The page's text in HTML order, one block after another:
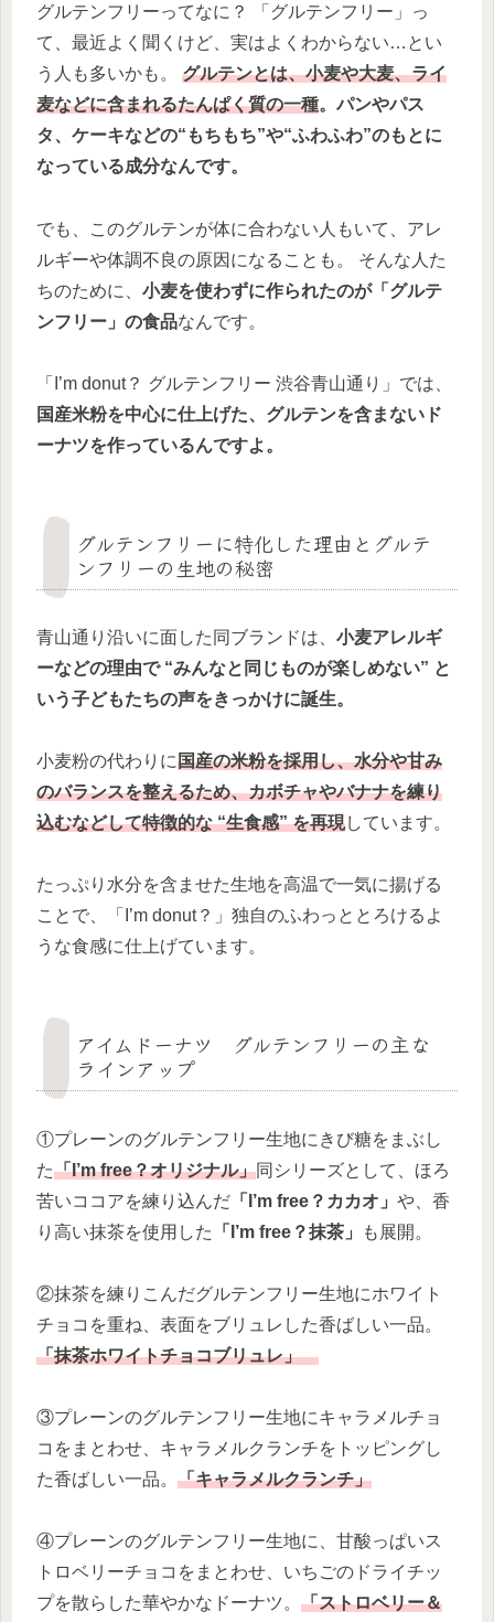
グルテンフリーってなに？ 「グルテンフリー」っ
て、最近よく聞くけど、実はよくわからない…とい
う人も多いかも。 グルテンとは、小麦や大麦、ライ
麦などに含まれるたんぱく質の一種。パンやパス
タ、ケーキなどの“もちもち”や“ふわふわ”のもとに
なっている成分なんです。
でも、このグルテンが体に合わない人もいて、アレ
ルギーや体調不良の原因になることも。 そんな人た
ちのために、 小麦を使わずに作られたのが「グルテ
ンフリー」の食品なんです。
「I’m donut？ グルテンフリー 渋谷青山通り」では、
国産米粉を中心に仕上げた、グルテンを含まないド
ーナツを作っているんですよ。
グルテンフリーに特化した理由とグルテ
ンフリーの生地の秘密
青山通り沿いに面した同ブランドは、 小麦アレルギ
ーなどの理由で “みんなと同じものが楽しめない” と
いう子どもたちの声をきっかけに誕生。
小麦粉の代わりに国産の米粉を採用し、水分や甘み
のバランスを整えるため、カボチャやバナナを練り
込むなどして特徴的な “生食感” を再現しています。
たっぷり水分を含ませた生地を高温で一気に揚げる
ことで、「I’m donut？」独自のふわっととろけるよ
うな食感に仕上げています。
アイムドーナツ グルテンフリーの主な
ラインアップ
①プレーンのグルテンフリー生地にきび糖をまぶし
た「I’m free？オリジナル」同シリーズとして、ほろ
苦いココアを練り込んだ 「I’m free？カカオ」 や、香
り高い抹茶を使用した
「I’m free？抹茶」 も展開。
②抹茶を練りこんだグルテンフリー生地にホワイト
チョコを重ね、表面をブリュレした香ばしい一品。
「抹茶ホワイトチョコブリュレ」
③プレーンのグルテンフリー生地にキャラメルチョ
コをまとわせ、キャラメルクランチをトッピングし
た香ばしい一品。 「キャラメルクランチ」
④プレーンのグルテンフリー生地に、甘酸っぱいス
トロベリーチョコをまとわせ、いちごのドライチッ
プを散らした華やかなドーナツ。 「ストロベリー＆